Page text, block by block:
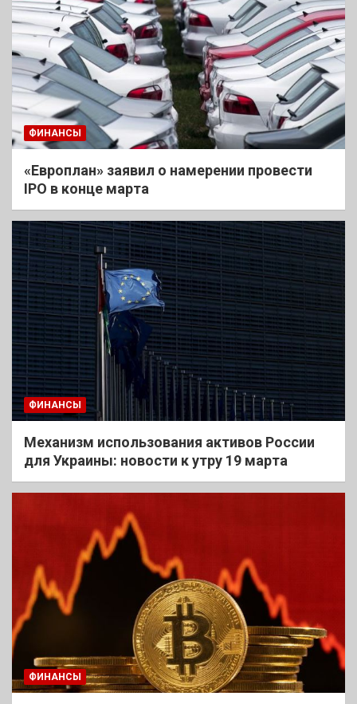
ФИНАНСЫ
«Европлан» заявил о намерении провести
IPO в конце марта
ФИНАНСЫ
Механизм использования активов России
для Украины: новости к утру 19 марта
ФИНАНСЫ